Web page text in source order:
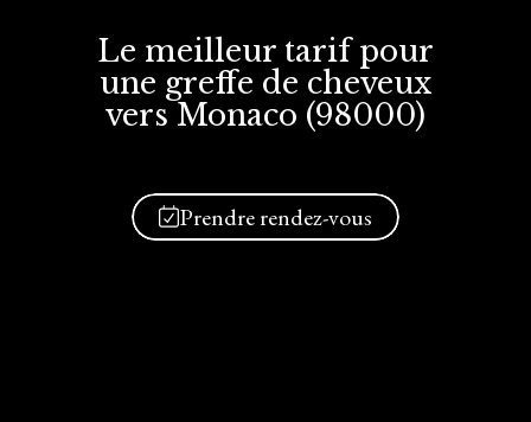
Le meilleur tarifpour
une greffe de cheveux
vers Monaco (98000)
Prendre rendez-vous